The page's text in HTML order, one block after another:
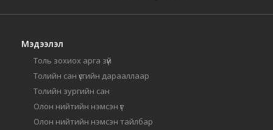
Мэдээлэл
Толь зохиох арга зүй
Толийн сан үсгийн дарааллаар
Толийн зургийн сан
Олон нийтийн нэмсэн үг
Олон нийтийн нэмсэн тайлбар